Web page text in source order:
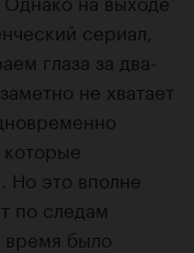
сериал,
глаза за два-
не хватает
Но это вполне
по следам
время было